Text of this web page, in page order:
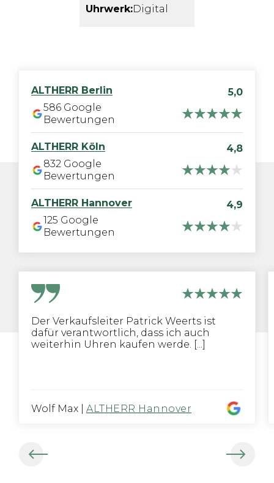
Uhrwerk:Digital
ALTHERR Berlin
5,0
586 Google
Bewertungen
ALTHERR Köln
4,8
832 Google
Bewertungen
ALTHERR Hannover
4,9
125 Google
Bewertungen
Der Verkaufsleiter Patrick Weerts ist
dafür verantwortlich, dass ich auch
weiterhin Uhren kaufen werde. [...]
Wolf Max ALTHERR Hannover